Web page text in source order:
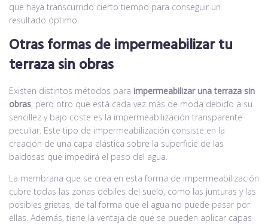
que haya transcurrido cierto tiempo para conseguir un
resultado óptimo.
Otras formas de impermeabilizar tu
terraza sin obras
Existen distintos métodos para impermeabilizar una terraza sin
obras, pero otro que está cada vez más de moda debido a su
sencillez y bajo coste es la impermeabilización transparente
peculiar. Este tipo de impermeabilización consiste en la
creación de una capa elástica sobre la superficie de las
baldosas que impedirá el paso del agua.
La membrana que se crea en esta forma de impermeabilización
cubre todas las zonas débiles del suelo, como las junturas y las
posibles grietas, de tal forma que el agua no puede pasar por
ellas. Además, tiene la ventaja de que se pueden aplicar capas